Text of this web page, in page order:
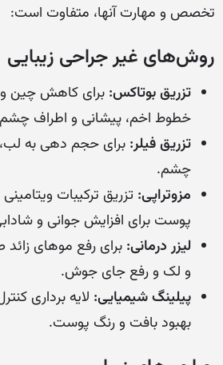
تخصص و مهارت آنها، متفاوت است:
روش‌های غیر جراحی زیبایی
تزریق بوتاکس: برای کاهش چین
خطوط اخم، پیشانی و اطراف
تزریق فیلر: برای حجم دهی به
چشم.
مزوتراپی: تزریق ترکیبات
پوست برای افزایش جوانی و
لیزر درمانی: برای رفع موهای
و لک و رفع جای جوش.
پیلینگ شیمیایی: لایه برداری
بهبود بافت و رنگ پوست.